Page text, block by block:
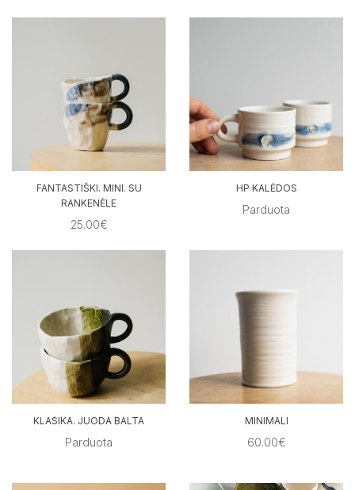
FANTASTIŠKI. MINI. SU
RANKENĖLE
25.00€
HP KALĖDOS
Parduota
KLASIKA. JUODA BALTA
Parduota
MINIMALI
60.00€